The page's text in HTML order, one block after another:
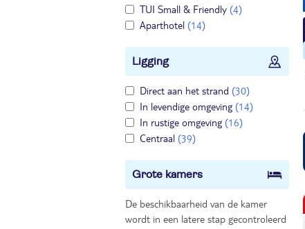
TUI Small & Friendly (4)
Aparthotel (14)
Ligging
Direct aan het strand (30)
In levendige omgeving (14)
In rustige omgeving (16)
Centraal (39)
Grote kamers
De beschikbaarheid van de kamer
wordt in een latere stap gecontroleerd